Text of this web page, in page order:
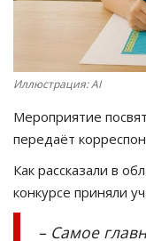
РАЗВЛЕЧЕНИЯ
OFFICIAL
Курултай
Язык
Қазақша Русский
Иллюстрация: AI
Мероприятие
передаёт
Как рассказали в
конкурсе приняли
– Самое